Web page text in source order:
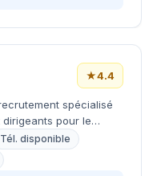
★4.4
spécialisé
pour le
Grand Ouest. Basé
apporte une expertise
les enjeux
Tél. disponible